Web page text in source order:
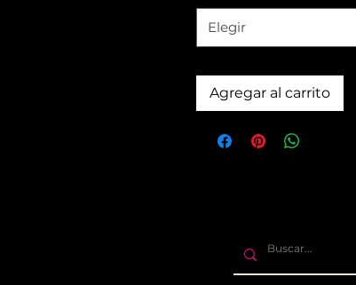
Elegir
Agregar al carrito